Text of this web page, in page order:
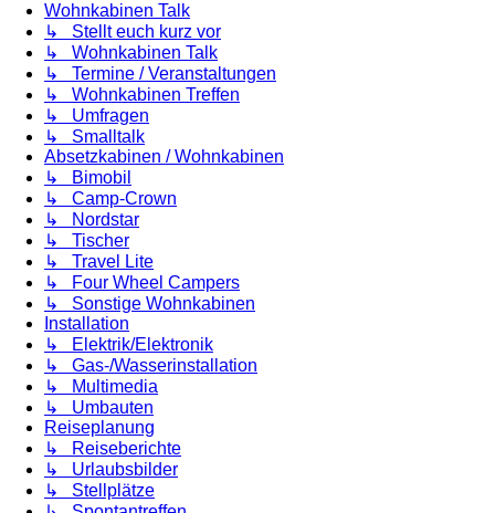
Wohnkabinen Talk
↳ Stellt euch kurz vor
↳ Wohnkabinen Talk
↳ Termine / Veranstaltungen
↳ Wohnkabinen Treffen
↳ Umfragen
↳ Smalltalk
Absetzkabinen / Wohnkabinen
↳ Bimobil
↳ Camp-Crown
↳ Nordstar
↳ Tischer
↳ Travel Lite
↳ Four Wheel Campers
↳ Sonstige Wohnkabinen
Installation
↳ Elektrik/Elektronik
↳ Gas-/Wasserinstallation
↳ Multimedia
↳ Umbauten
Reiseplanung
↳ Reiseberichte
↳ Urlaubsbilder
↳ Stellplätze